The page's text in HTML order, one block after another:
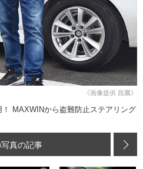
《画像提供 昌騰》
MAXWINから盗難防止ステアリング
写真の記事